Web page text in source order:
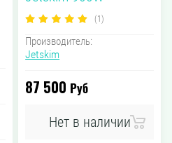
(1)
Производитель:
Jetskim
87 500 Руб
Нет в наличии